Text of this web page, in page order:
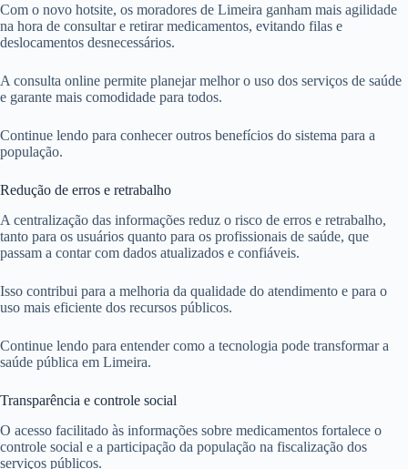
Com o novo hotsite, os moradores de Limeira ganham mais agilidade
na hora de consultar e retirar medicamentos, evitando filas e
deslocamentos desnecessários.
A consulta online permite planejar melhor o uso dos serviços de saúde
e garante mais comodidade para todos.
Continue lendo para conhecer outros benefícios do sistema para a
população.
Redução de erros e retrabalho
A centralização das informações reduz o risco de erros e retrabalho,
tanto para os usuários quanto para os profissionais de saúde, que
passam a contar com dados atualizados e confiáveis.
Isso contribui para a melhoria da qualidade do atendimento e para o
uso mais eficiente dos recursos públicos.
Continue lendo para entender como a tecnologia pode transformar a
saúde pública em Limeira.
Transparência e controle social
O acesso facilitado às informações sobre medicamentos fortalece o
controle social e a participação da população na fiscalização dos
serviços públicos.